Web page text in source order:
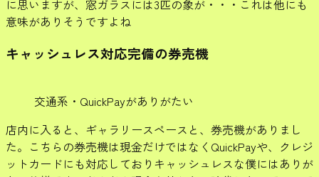
に思いますが、窓ガラスには3匹の象が・・・これは他にも
意味がありそうですよね
キャッシュレス対応完備の券売機
交通系・QuickPayがありがたい
店内に入ると、ギャラリースペースと、券売機がありまし
た。こちらの券売機は現金だけではなくQuickPayや、クレジ
ットカードにも対応しておりキャッシュレスな僕にはありが